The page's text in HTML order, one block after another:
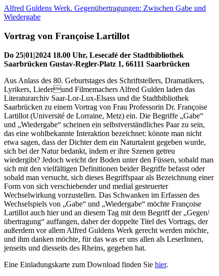
Alfred Guldens Werk. Gegenübertragungen: Zwischen Gabe und
Wiedergabe
Vortrag von Françoise Lartillot
Do 25|01|2024 18.00 Uhr, Lesecafé der Stadtbibliothek
Saarbrücken Gustav-Regler-Platz 1, 66111 Saarbrücken
Aus Anlass des 80. Geburtstages des Schriftstellers, Dramatikers,
Lyrikers, Liederund Filmemachers Alfred Gulden laden das
Literaturarchiv Saar-Lor-Lux-Elsass und die Stadtbibliothek
Saarbrücken zu einem Vortrag von Frau Professorin Dr. Françoise
Lartillot (Université de Lorraine, Metz) ein. Die Begriffe „Gabe“
und „Wiedergabe“ scheinen ein selbstverständliches Paar zu sein,
das eine wohlbekannte Interaktion bezeichnet: könnte man nicht
etwa sagen, dass der Dichter dem ein Naturtalent gegeben wurde,
sich bei der Natur bedankt, indem er ihre Szenen getreu
wiedergibt? Jedoch weicht der Boden unter den Füssen, sobald man
sich mit den vielfältigen Definitionen beider Begriffe befasst oder
sobald man versucht, sich dieses Begriffspaar als Bezeichnung einer
Form von sich verschiebender und medial gesteuerter
Wechselwirkung vorzustellen. Das Schwanken im Erfassen des
Wechselspiels von „Gabe“ und „Wiedergabe“ möchte Françoise
Lartillot auch hier und an diesem Tag mit dem Begriff der „Gegen/
übertragung“ auffangen, daher der doppelte Titel des Vortrags, der
außerdem vor allem Alfred Guldens Werk gerecht werden möchte,
und ihm danken möchte, für das was er uns allen als LeserInnen,
jenseits und diesseits des Rheins, gegeben hat.
Eine Einladungskarte zum Download finden Sie hier.